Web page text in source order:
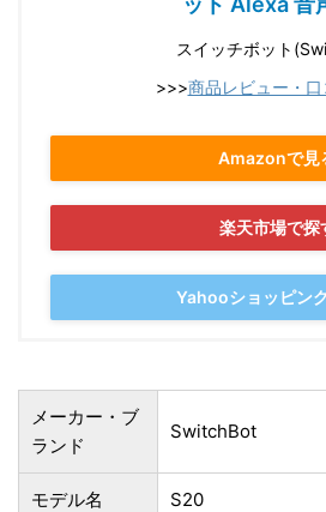
スイッチボット
>>>商品レビュー・口
Amazonで見
楽天市場で探
Yahooショッピン
メーカー・ブ
ランド
SwitchBot
モデル名 S20